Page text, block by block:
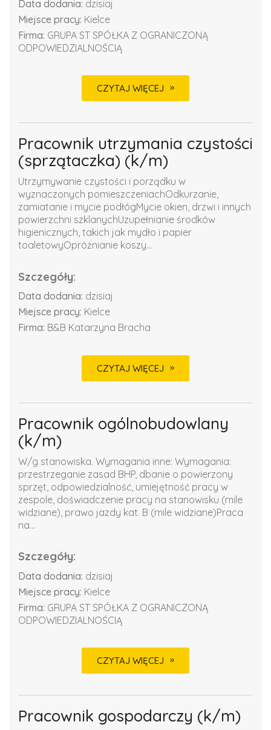
Data dodania: dzisiaj
Miejsce pracy: Kielce
Firma: GRUPA ST SPÓŁKA Z OGRANICZONĄ
ODPOWIEDZIALNOŚCIĄ
CZYTAJ WIĘCEJ
Pracownik utrzymania czystości
(sprzątaczka) (k/m)
Utrzymywanie czystości i porządku w
wyznaczonych pomieszczeniachOdkurzanie,
zamiatanie i mycie podłógMycie okien, drzwi i innych
powierzchni szklanychUzupełnianie środków
higienicznych, takich jak mydło i papier
toaletowyOpróżnianie koszy...
Szczegóły:
Data dodania: dzisiaj
Miejsce pracy: Kielce
Firma: B&B Katarzyna Bracha
CZYTAJ WIĘCEJ
Pracownik ogólnobudowlany
(k/m)
W/g stanowiska. Wymagania inne: Wymagania:
przestrzeganie zasad BHP, dbanie o powierzony
sprzęt, odpowiedzialność, umiejętność pracy w
zespole, doświadczenie pracy na stanowisku (mile
widziane), prawo jazdy kat. B (mile widziane)Praca
na...
Szczegóły:
Data dodania: dzisiaj
Miejsce pracy: Kielce
Firma: GRUPA ST SPÓŁKA Z OGRANICZONĄ
ODPOWIEDZIALNOŚCIĄ
CZYTAJ WIĘCEJ
Pracownik gospodarczy (k/m)